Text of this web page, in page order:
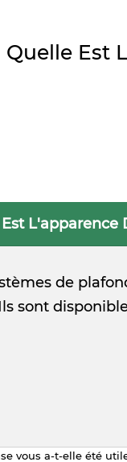
Quelle Est
L'apparence
de
sont
vous a-t-elle été